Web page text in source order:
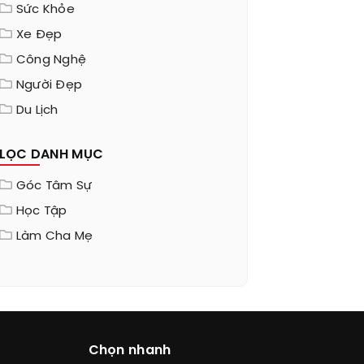
Sức Khỏe
Xe Đẹp
Công Nghệ
Người Đẹp
Du Lịch
LỌC DANH MỤC
Góc Tâm Sự
Học Tập
Làm Cha Mẹ
Chọn nhanh